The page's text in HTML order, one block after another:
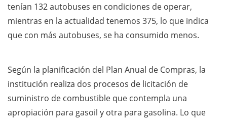
tenían 132 autobuses en condiciones de operar,
mientras en la actualidad tenemos 375, lo que indica
que con más autobuses, se ha consumido menos.
Según la planificación del Plan Anual de Compras, la
institución realiza dos procesos de licitación de
suministro de combustible que contempla una
apropiación para gasoil y otra para gasolina. Lo que